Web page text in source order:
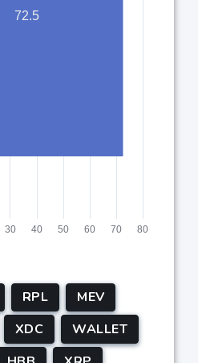
RPL
MEV
XDC
WALLET